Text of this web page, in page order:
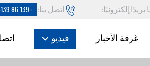
بريدًا إلكترونيًا: اتصل بنا: +86-139 52845139
غرفة الأخبار فيديو